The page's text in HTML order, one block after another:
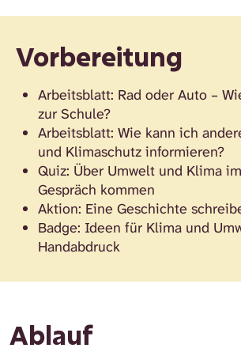
Vorbereitung
Arbeitsblatt: Rad oder Auto –
zur Schule?
Arbeitsblatt: Wie kann ich
und Klimaschutz informieren?
Quiz: Über Umwelt und Klima
Gespräch kommen
Aktion: Eine Geschichte
Badge: Ideen für Klima und
Handabdruck
Ablauf